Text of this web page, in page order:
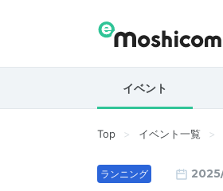
イベント
Top イベント一覧
ランニング